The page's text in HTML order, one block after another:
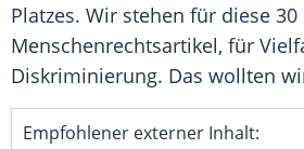
Platzes. Wir stehen für diese 30
Menschenrechtsartikel, für
Diskriminierung. Das wollten
Empfohlener externer Inhalt: